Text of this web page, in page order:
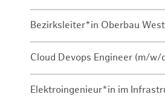
Bezirksleiter*in Oberbau
Cloud Devops Engineer (m/w/
Elektroingenieur*in im